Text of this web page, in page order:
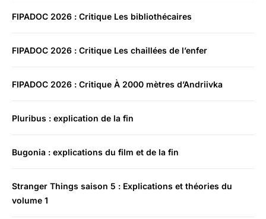
FIPADOC 2026 : Critique Les bibliothécaires
FIPADOC 2026 : Critique Les chaillées de l’enfer
FIPADOC 2026 : Critique À 2000 mètres d’Andriivka
Pluribus : explication de la fin
Bugonia : explications du film et de la fin
Stranger Things saison 5 : Explications et théories du
volume 1